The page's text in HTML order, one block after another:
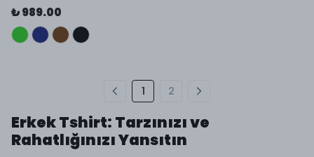
₺ 989.00
1 2
Erkek Tshirt: Tarzınızı ve
Rahatlığınızı Yansıtın